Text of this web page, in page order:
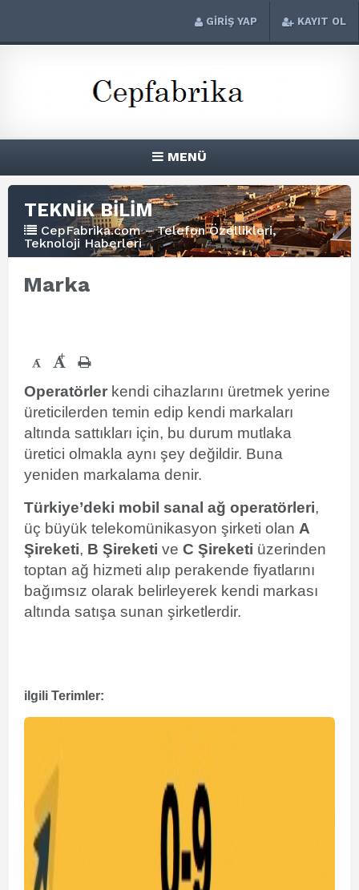
GİRİŞ YAP KAYIT OL
MENÜ
TEKNİK BİLİM
CepFabrika.com – Telefon Özellikleri,
Teknoloji Haberleri
Marka
- +
Operatörler kendi cihazlarını üretmek yerine
üreticilerden temin edip kendi markaları
altında sattıkları için, bu durum mutlaka
üretici olmakla aynı şey değildir. Buna
yeniden markalama denir.
Türkiye’deki mobil sanal ağ operatörleri,
üç büyük telekomünikasyon şirketi olan A
Şireketi, B Şireketi ve C Şireketi üzerinden
toptan ağ hizmeti alıp perakende fiyatlarını
bağımsız olarak belirleyerek kendi markası
altında satışa sunan şirketlerdir.
ilgili Terimler: